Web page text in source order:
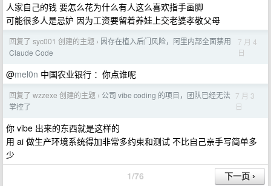
人家自己的钱 要怎么花为什么有人这么喜欢指手画脚
可能很多人是忌妒 因为工资要留着养娃上交老婆孝敬父母
回复了 syc001 创建的主题 › 因存在植入后门风险，阿里内部全面禁用
Claude Code
7 月 4
日
@mel0n 中国农业银行 ：你点谁呢
回复了 wzzexe 创建的主题 › 公司 vibe coding 的项目，团队已经无法
掌控了
7 月 3
日
你 vibe 出来的东西就是这样的
用 ai 做生产环境系统得加非常多约束和测试 不比自己亲手写简单多
少
1/76